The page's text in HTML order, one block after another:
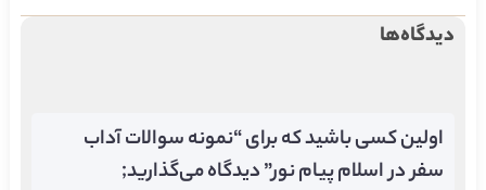
دیدگاه‌ها
اولین کسی باشید که برای “نمونه سوالات آداب
سفر در اسلام پیام نور” دیدگاه می‌گذارید;